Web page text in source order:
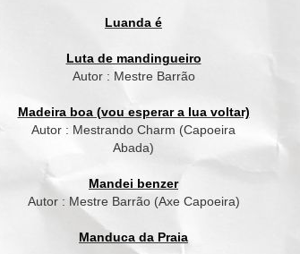
Luanda é
Luta de mandingueiro
Autor : Mestre Barrão
Madeira boa (vou esperar a lua voltar)
Autor : Mestrando Charm (Capoeira
Abada)
Mandei benzer
Autor : Mestre Barrão (Axe Capoeira)
Manduca da Praia
sua familia pra seu nome culturar,
la la é la, la la é la
Camafeu cadê Pastinha
pra lá (x2)
tem vinte pra cá
do Alaquetô
mas Menininha